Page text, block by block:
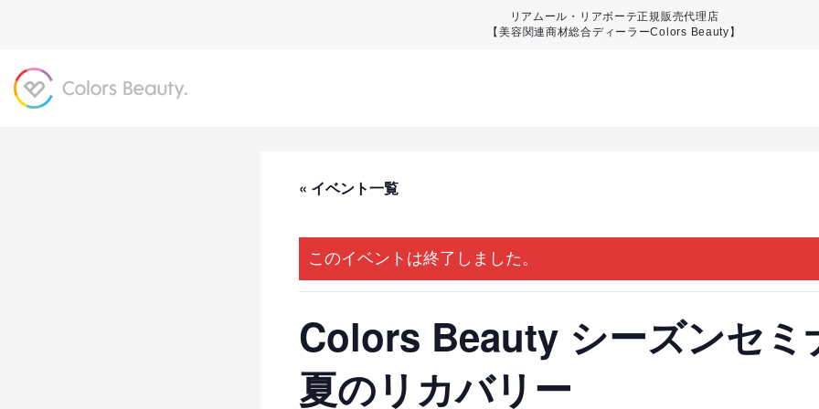
リアムール・リアボーテ正規販売代理店
【美容関連商材総合ディーラーColors Beauty】
« イベント一覧
このイベントは終了しました。
Colors Beauty シーズンセ
夏のリカバリー